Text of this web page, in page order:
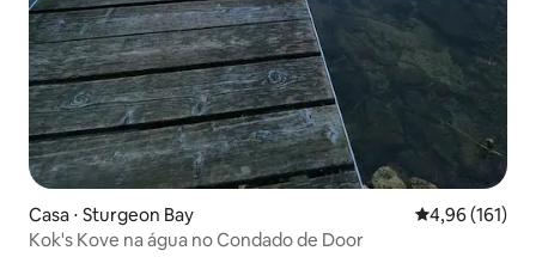
Casa ⋅ Sturgeon Bay 4,96 de uma
4,96 (161)
Kok's Kove na água no Condado de Door